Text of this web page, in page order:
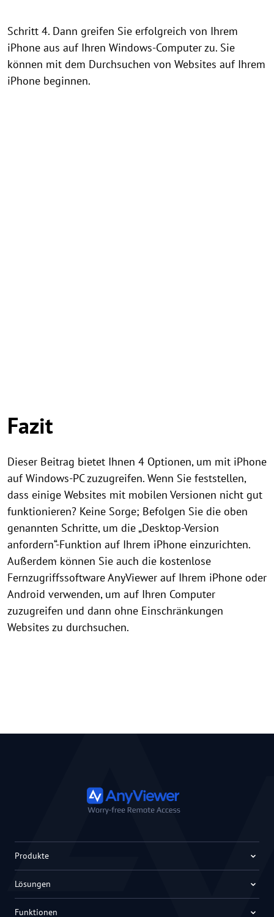
Schritt 4. Dann greifen Sie erfolgreich von Ihrem
iPhone aus auf Ihren Windows-Computer zu. Sie
können mit dem Durchsuchen von Websites auf Ihrem
iPhone beginnen.
Fazit
Dieser Beitrag bietet Ihnen 4 Optionen, um mit iPhone
auf Windows-PC zuzugreifen. Wenn Sie feststellen,
dass einige Websites mit mobilen Versionen nicht gut
funktionieren? Keine Sorge; Befolgen Sie die oben
genannten Schritte, um die „Desktop-Version
anfordern“-Funktion auf Ihrem iPhone einzurichten.
Außerdem können Sie auch die kostenlose
Fernzugriffssoftware AnyViewer auf Ihrem iPhone oder
Android verwenden, um auf Ihren Computer
zuzugreifen und dann ohne Einschränkungen
Websites zu durchsuchen.
Produkte
Lösungen
Funktionen